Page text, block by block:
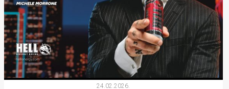
24.02.2026.